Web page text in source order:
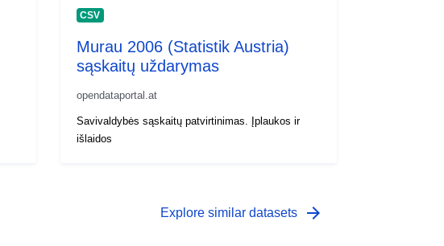
CSV
Murau 2006 (Statistik Austria)
sąskaitų uždarymas
opendataportal.at
Savivaldybės sąskaitų patvirtinimas. Įplaukos ir
išlaidos
Explore similar datasets arrow_forward